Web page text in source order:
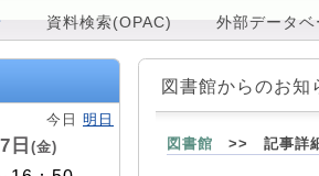
資料検索(OPAC) 外部データベ
今日 明日
日 (金)
図書館からのお知
図書館 >> 記事詳